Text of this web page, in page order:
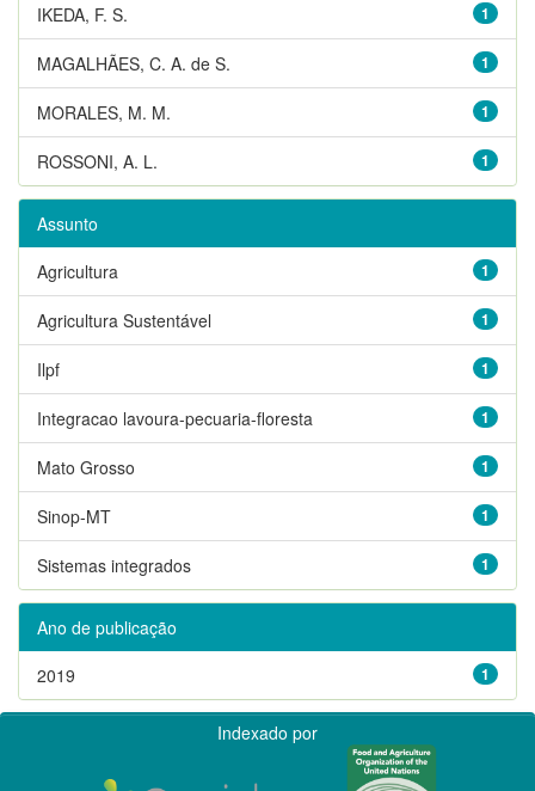
1
IKEDA, F. S.
1
MAGALHÃES, C. A. de S.
1
MORALES, M. M.
1
ROSSONI, A. L.
Assunto
1
Agricultura
1
Agricultura Sustentável
1
Ilpf
1
Integracao lavoura-pecuaria-floresta
1
Mato Grosso
1
Sinop-MT
1
Sistemas integrados
Ano de publicação
1
2019
Indexado por